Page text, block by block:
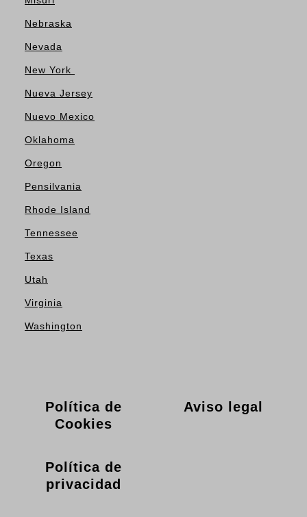
Nebraska
Nevada
New York
Nueva Jersey
Nuevo Mexico
Oklahoma
Oregon
Pensilvania
Rhode Island
Tennessee
Texas
Utah
Virginia
Washington
Política de
Cookies
Aviso legal
Política de
privacidad